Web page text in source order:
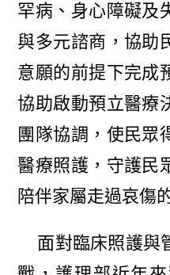
罕病、身心障礙及
與多元諮商，協助
意願的前提下完成
協助啟動預立醫療
團隊協調，使民眾
醫療照護，守護民
陪伴家屬走過哀傷
面對臨床照護與